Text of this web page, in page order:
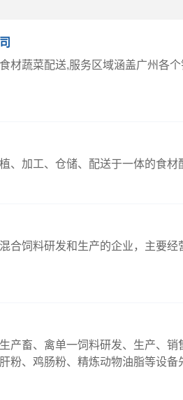
材蔬菜配送,服务区域涵盖广州各
、加工、仓储、配送于一体的食材
合饲料研发和生产的企业，主要
产畜、禽单一饲料研发、生产、销
粉、鸡肠粉、精炼动物油脂等设备